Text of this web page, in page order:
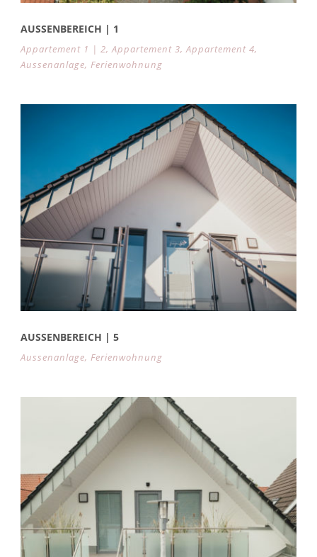
AUSSENBEREICH | 1
Appartement 1 | 2, Appartement 3, Appartement 4,
Aussenanlage, Ferienwohnung
AUSSENBEREICH | 5
Aussenanlage, Ferienwohnung